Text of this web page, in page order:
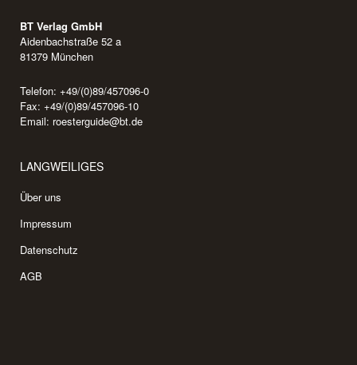
BT Verlag GmbH
Aidenbachstraße 52 a
81379 München
Telefon: +49/(0)89/457096-0
Fax: +49/(0)89/457096-10
Email: roesterguide@bt.de
LANGWEILIGES
Über uns
Impressum
Datenschutz
AGB